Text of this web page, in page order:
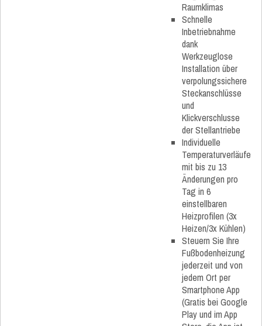
Raumklimas
Schnelle
Inbetriebnahme
dank
Werkzeuglose
Installation über
verpolungssichere
Steckanschlüsse
und
Klickverschlusse
der Stellantriebe
Individuelle
Temperaturverläufe
mit bis zu 13
Änderungen pro
Tag in 6
einstellbaren
Heizprofilen (3x
Heizen/3x Kühlen)
Steuern Sie Ihre
Fußbodenheizung
jederzeit und von
jedem Ort per
Smartphone App
(Gratis bei Google
Play und im App